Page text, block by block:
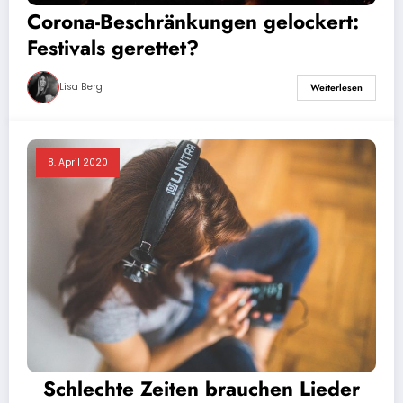
Corona-Beschränkungen gelockert:
Festivals gerettet?
Lisa Berg Weiterlesen
8. April 2020
Schlechte Zeiten brauchen Lieder